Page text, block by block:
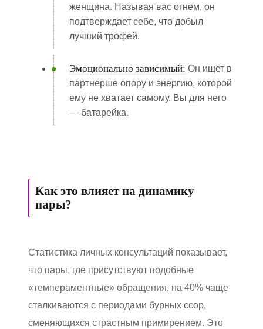
женщина. Называя вас огнем, он
подтверждает себе, что добыл
лучший трофей.
Эмоционально зависимый: Он ищет в
партнерше опору и энергию, которой
ему не хватает самому. Вы для него
— батарейка.
Как это влияет на динамику
пары?
Статистика личных консультаций показывает,
что пары, где присутствуют подобные
«темпераментные» обращения, на 40% чаще
сталкиваются с периодами бурных ссор,
сменяющихся страстным примирением. Это